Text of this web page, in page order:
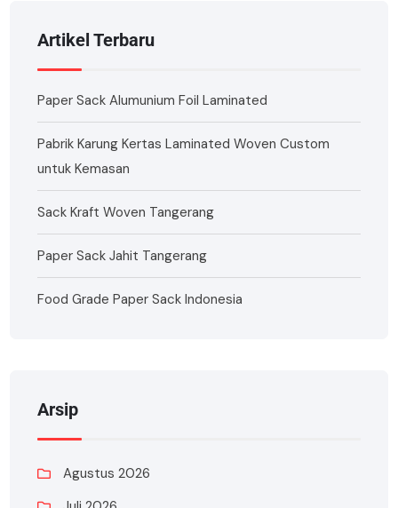
Artikel Terbaru
Paper Sack Alumunium Foil Laminated
Pabrik Karung Kertas Laminated Woven Custom
untuk Kemasan
Sack Kraft Woven Tangerang
Paper Sack Jahit Tangerang
Food Grade Paper Sack Indonesia
Arsip
Agustus 2026